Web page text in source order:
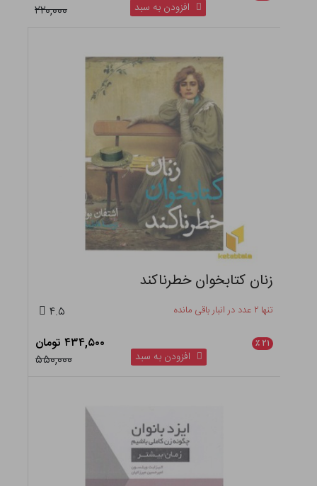
۲۲۰,۰۰۰
افزودن به سبد
زنان کتابخوان خطرناکند
تنها ۲ عدد در انبار باقی مانده ۴.۵
۲۱ ٪
۴۳۴,۵۰۰ تومان
۵۵۰,۰۰۰
افزودن به سبد